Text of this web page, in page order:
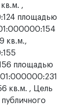
,
площадью
кв.м.,
площадью
кв.м. , Цель